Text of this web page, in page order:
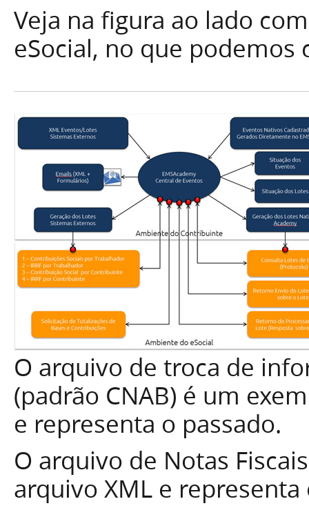
Veja na figura ao lado
eSocial, no que
O arquivo de troca de
(padrão CNAB) é um
e representa o passado.
O arquivo de Notas
arquivo XML e